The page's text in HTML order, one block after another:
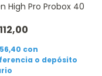
High Pro Probox 40
con
o depósito